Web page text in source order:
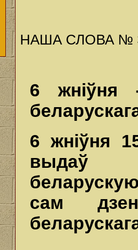
НАША СЛОВА №
6 жніўня
6 жніўня
выдаў
сам